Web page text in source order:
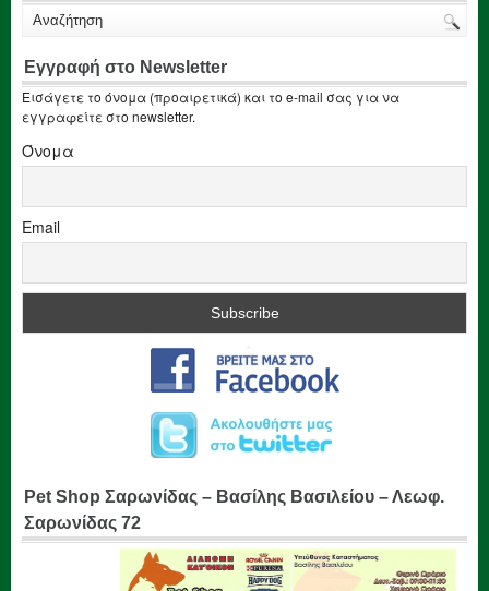
Εγγραφή στο Newsletter
Εισάγετε το όνομα (προαιρετικά) και το e-mail σας για να
εγγραφείτε στο newsletter.
Όνομα
Email
Pet Shop Σαρωνίδας – Βασίλης Βασιλείου – Λεωφ.
Σαρωνίδας 72